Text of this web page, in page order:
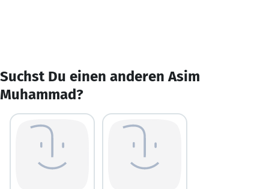
Suchst Du einen anderen Asim
Muhammad?